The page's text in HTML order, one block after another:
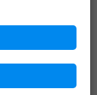
sagrada,
tiempos...